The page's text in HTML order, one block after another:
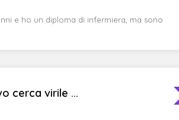
e ho un diploma di infermiera, ma sono
cerca virile ...